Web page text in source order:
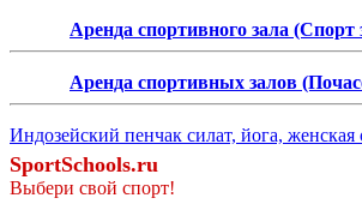
Аренда спортивного зала (Спорт
Аренда спортивных залов
Индозейский пенчак силат, йога, женская
SportSchools.ru
Выбери свой спорт!